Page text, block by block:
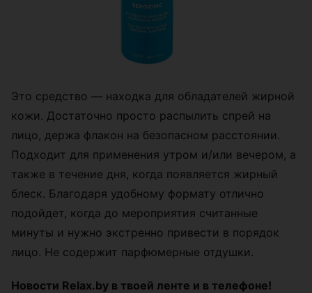
Это средство — находка для обладателей жирной
кожи. Достаточно просто распылить спрей на
лицо, держа флакон на безопасном расстоянии.
Подходит для применения утром и/или вечером, а
также в течение дня, когда появляется жирный
блеск. Благодаря удобному формату отлично
подойдет, когда до мероприятия считанные
минуты и нужно экстренно привести в порядок
лицо. Не содержит парфюмерные отдушки.
Новости Relax.by в твоей ленте и в телефоне!